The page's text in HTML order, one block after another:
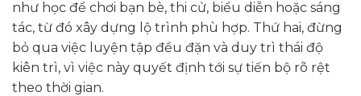
như học để chơi bạn bè, thi cử, biểu diễn hoặc sáng
tác, từ đó xây dựng lộ trình phù hợp. Thứ hai, đừng
bỏ qua việc luyện tập đều đặn và duy trì thái độ
kiên trì, vì việc này quyết định tới sự tiến bộ rõ rệt
theo thời gian.